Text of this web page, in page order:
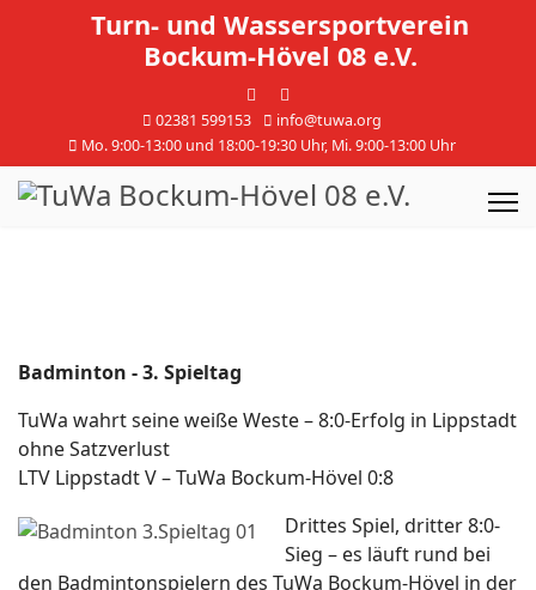
Turn- und Wassersportverein
Bockum-Hövel 08 e.V.
02381 599153
info@tuwa.org
Mo. 9:00-13:00 und 18:00-19:30 Uhr, Mi. 9:00-13:00 Uhr
Badminton - 3. Spieltag
TuWa wahrt seine weiße Weste – 8:0-Erfolg in Lippstadt
ohne Satzverlust
LTV Lippstadt V – TuWa Bockum-Hövel 0:8
Drittes Spiel, dritter 8:0-
Sieg – es läuft rund bei
den Badmintonspielern des TuWa Bockum-Hövel in der